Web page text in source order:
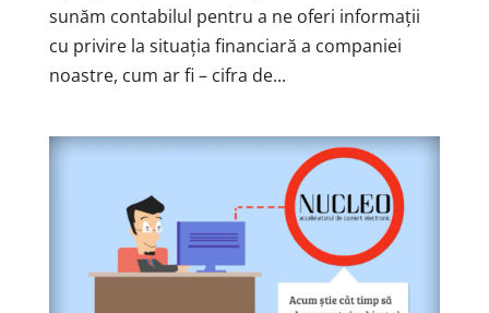
sunăm contabilul pentru a ne oferi informații
cu privire la situația financiară a companiei
noastre, cum ar fi – cifra de...